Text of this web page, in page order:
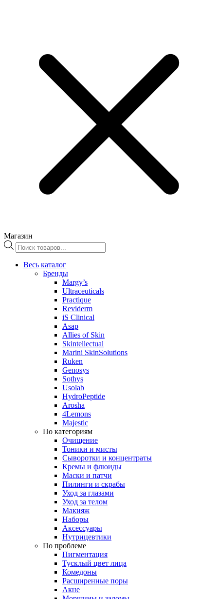
Магазин
Поиск
товаров
Весь каталог
Бренды
Margy’s
Ultraceuticals
Practique
Reviderm
iS Clinical
Asap
Allies of Skin
Skintellectual
Marini SkinSolutions
Ruken
Genosys
Sothys
Usolab
HydroPeptide
Arosha
4Lemons
Majestic
По категориям
Очищение
Тоники и мисты
Сыворотки и концентраты
Кремы и флюиды
Маски и патчи
Пилинги и скрабы
Уход за глазами
Уход за телом
Макияж
Наборы
Аксессуары
Нутрицевтики
По проблеме
Пигментация
Тусклый цвет лица
Комедоны
Расширенные поры
Акне